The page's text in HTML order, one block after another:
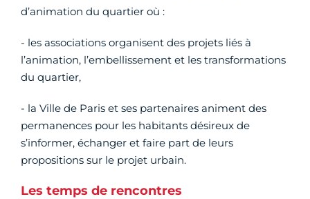
d’animation du quartier où :
- les associations organisent des projets liés à
l’animation, l’embellissement et les transformations
du quartier,
- la Ville de Paris et ses partenaires animent des
permanences pour les habitants désireux de
s’informer, échanger et faire part de leurs
propositions sur le projet urbain.
Les temps de rencontres